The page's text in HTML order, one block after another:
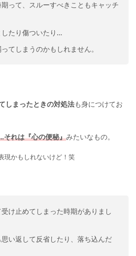
って、スルーすべきこともキャッチ
たり傷ついたり…
てしまうのかもしれません。
しまったときの対処法も身につけてお
それは『心の便秘』みたいなもの。
現かもしれないけど！笑
け止めてしまった時期がありまし
い返して反省したり、落ち込んだ